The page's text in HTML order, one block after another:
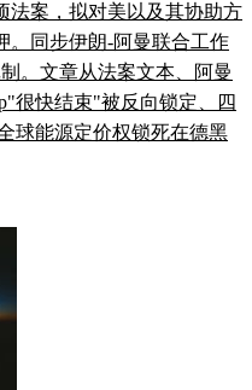
法案，拟对美以及其协助方
。同步伊朗-阿曼联合工作
。文章从法案文本、阿曼
很快结束"被反向锁定、四
球能源定价权锁死在德黑